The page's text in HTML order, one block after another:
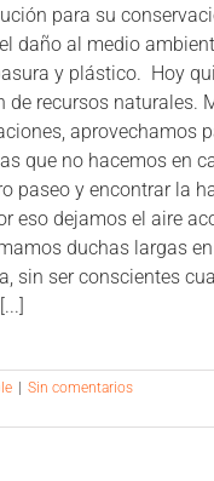
para su
daño al medio
y plástico. Hoy
de recursos naturales.
aprovechamos
que no hacemos en
paseo y encontrar la
eso dejamos el aire
duchas largas
sin ser conscientes
Sin comentarios